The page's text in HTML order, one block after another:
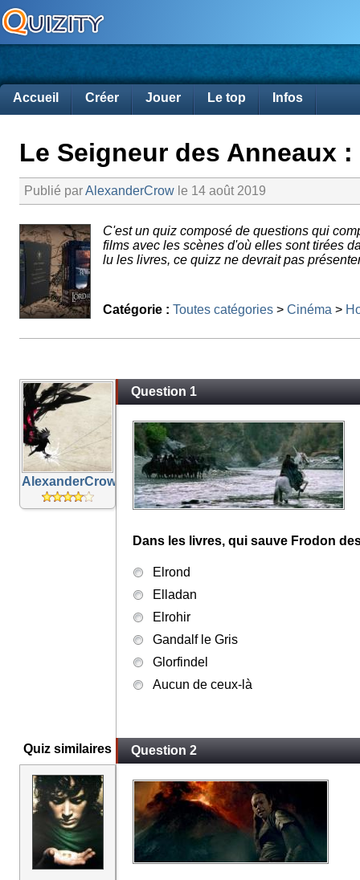
Accueil Créer Jouer Le top Infos
Le Seigneur des Anneaux
Publié parAlexanderCrow le 14 août 2019
C'est un quiz composé de questions qui
films avec les scènes d'où elles sont tirées
lu les livres, ce quizz ne devrait pas
Catégorie : Toutes catégories > Cinéma >
AlexanderCrow
Quiz similaires
Question 1
Dans les livres, qui sauve Frodon
Elrond
Elladan
Elrohir
Gandalf le Gris
Glorfindel
Aucun de ceux-là
Question 2